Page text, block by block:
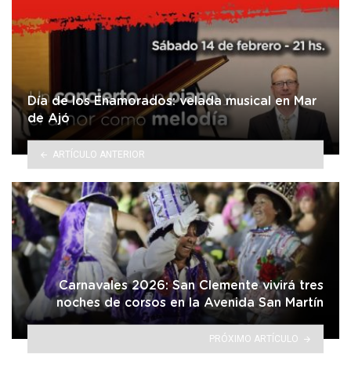
Día de los Enamorados: velada musical en Mar
de Ajó
ARTÍCULO ANTERIOR
Carnavales 2026: San Clemente vivirá tres
noches de corsos en la Avenida San Martín
PRÓXIMO ARTÍCULO